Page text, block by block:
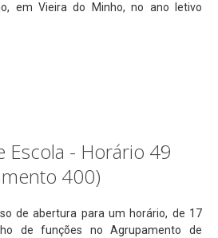
em Vieira do Minho, no ano letivo
Escola - Horário 49
400)
de abertura para um horário, de 17
de funções no Agrupamento de